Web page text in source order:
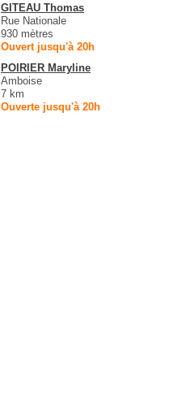
GITEAU Thomas
Rue Nationale
930 mètres
Ouvert jusqu'à 20h
POIRIER Maryline
Amboise
7 km
Ouverte jusqu'à 20h